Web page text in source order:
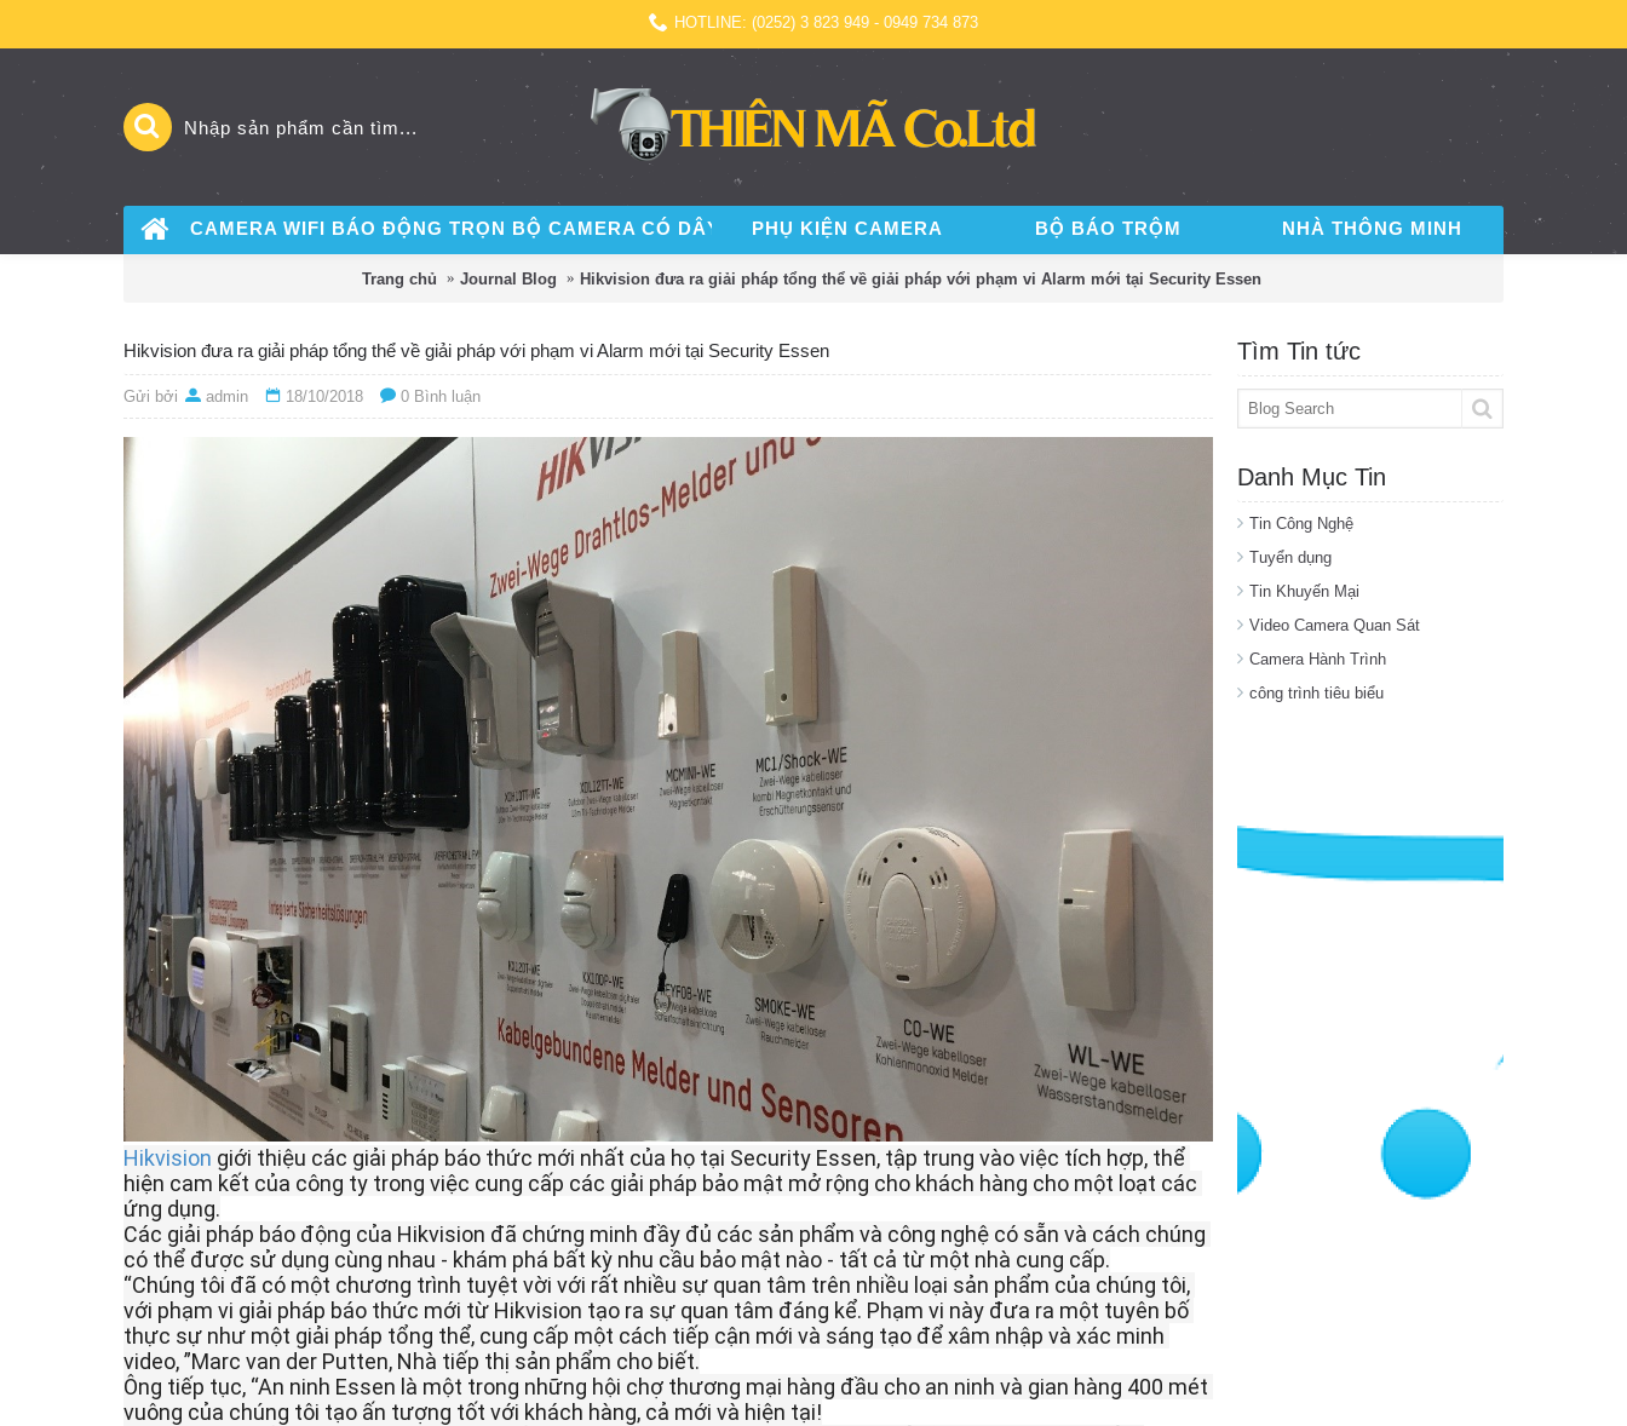
HOTLINE: (0252) 3 823 949 - 0949 734 873
CAMERA WIFI BÁO ĐỘNG TRỌN BỘ CAMERA CÓ DÂY PHỤ KIỆN CAMERA BỘ BÁO TRỘM NHÀ THÔNG MINH
Trang chủ Journal Blog Hikvision đưa ra giải pháp tổng thể về giải pháp với phạm vi Alarm mới tại Security Essen
Tìm Tin tức
Danh Mục Tin
Tin Công Nghệ
Tuyển dụng
Tin Khuyến Mại
Video Camera Quan Sát
Camera Hành Trình
công trình tiêu biểu
Hikvision đưa ra giải pháp tổng thể về giải pháp với phạm vi Alarm mới tại Security Essen
Gửi bởi admin 18/10/2018 0 Bình luận
Hikvision giới thiệu các giải pháp báo thức mới nhất của họ tại Security Essen, tập trung vào việc tích hợp, thể
hiện cam kết của công ty trong việc cung cấp các giải pháp bảo mật mở rộng cho khách hàng cho một loạt các
ứng dụng.
Các giải pháp báo động của Hikvision đã chứng minh đầy đủ các sản phẩm và công nghệ có sẵn và cách chúng
có thể được sử dụng cùng nhau - khám phá bất kỳ nhu cầu bảo mật nào - tất cả từ một nhà cung cấp.
“Chúng tôi đã có một chương trình tuyệt vời với rất nhiều sự quan tâm trên nhiều loại sản phẩm của chúng tôi,
với phạm vi giải pháp báo thức mới từ Hikvision tạo ra sự quan tâm đáng kể. Phạm vi này đưa ra một tuyên bố
thực sự như một giải pháp tổng thể, cung cấp một cách tiếp cận mới và sáng tạo để xâm nhập và xác minh
video, ”Marc van der Putten, Nhà tiếp thị sản phẩm cho biết.
Ông tiếp tục, “An ninh Essen là một trong những hội chợ thương mại hàng đầu cho an ninh và gian hàng 400 mét
vuông của chúng tôi tạo ấn tượng tốt với khách hàng, cả mới và hiện tại!